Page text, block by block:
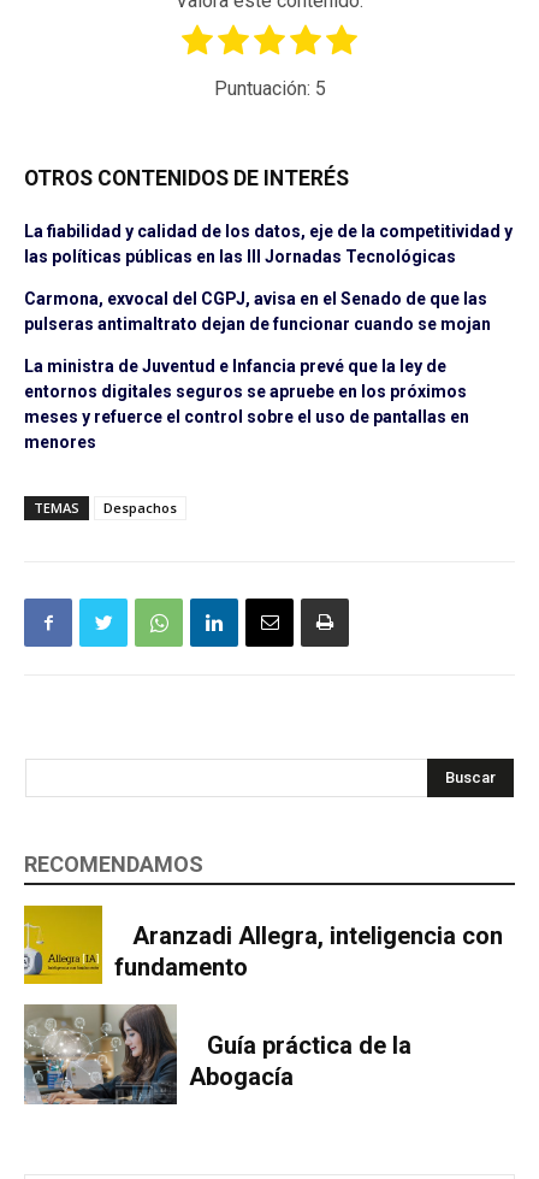
Puntuación: 5
OTROS CONTENIDOS DE INTERÉS
La fiabilidad y calidad de los datos, eje de la competitividad y
las políticas públicas en las III Jornadas Tecnológicas
Carmona, exvocal del CGPJ, avisa en el Senado de que las
pulseras antimaltrato dejan de funcionar cuando se mojan
La ministra de Juventud e Infancia prevé que la ley de
entornos digitales seguros se apruebe en los próximos
meses y refuerce el control sobre el uso de pantallas en
menores
TEMAS Despachos
Buscar
RECOMENDAMOS
Aranzadi Allegra, inteligencia con
fundamento
Guía práctica de la
Abogacía